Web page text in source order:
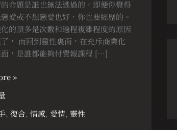
命題是誰也無法逃過的，即便你覺得
愛或不想戀愛也好，你也要經歷的。
的頂多是次數和過程複雜程度的原因
， 而回到靈性裏面，在充斥商業化
，是誰都能夠付費報課程 […]
»
,復合,情感, 愛情,靈性